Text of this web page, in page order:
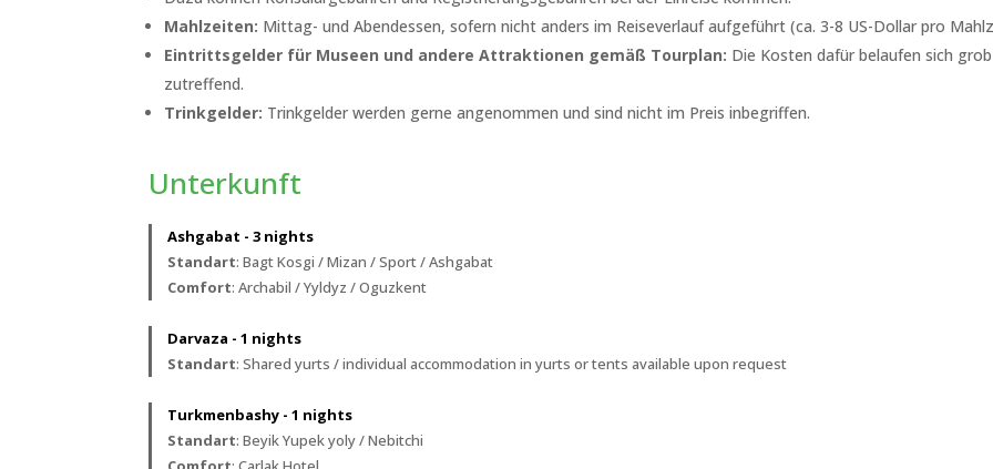
Mahlzeiten: Mittag- und Abendessen, sofern nicht anders im Reiseverlauf aufgeführt (ca. 3-8 US-Dollar pro
Eintrittsgelder für Museen und andere Attraktionen gemäß Tourplan: Die Kosten dafür belaufen sich
zutreffend.
Trinkgelder: Trinkgelder werden gerne angenommen und sind nicht im Preis inbegriffen.
Unterkunft
Ashgabat - 3 nights
Standart: Bagt Kosgi / Mizan / Sport / Ashgabat
Comfort: Archabil / Yyldyz / Oguzkent
Darvaza - 1 nights
Standart: Shared yurts / individual accommodation in yurts or tents available upon request
Turkmenbashy - 1 nights
Standart: Beyik Yupek yoly / Nebitchi